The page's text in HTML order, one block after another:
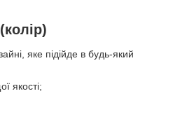
яке підійде в будь-який
якості;